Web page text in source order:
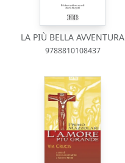
LA PIÙ BELLA AVVENTURA
9788810108437